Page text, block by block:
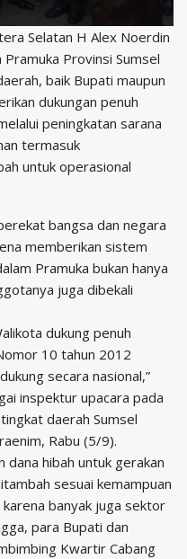
Selatan H Alex Noerdin
Provinsi Sumsel
baik Bupati maupun
dukungan penuh
peningkatan sarana
termasuk
untuk operasional
bangsa dan negara
memberikan sistem
Pramuka bukan hanya
juga dibekali
dukung penuh
10 tahun 2012
secara nasional,”
inspektur upacara pada
daerah Sumsel
Rabu (5/9).
dana hibah untuk gerakan
sesuai kemampuan
banyak juga sektor
para Bupati dan
Kwartir Cabang